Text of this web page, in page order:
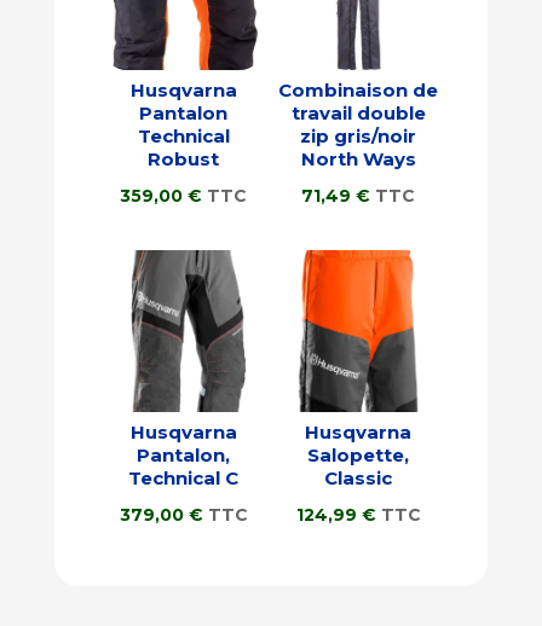
Husqvarna
Pantalon
Technical
Robust
359,00€ TTC
Combinaison de
travail double
zip gris/noir
North Ways
71,49€ TTC
Husqvarna
Pantalon,
Technical C
379,00 € TTC
Husqvarna
Salopette,
Classic
124,99 € TTC